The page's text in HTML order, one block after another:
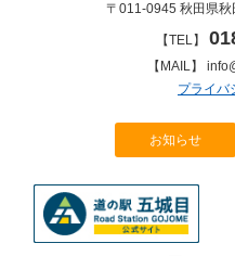
〒011-0945 秋田県秋
【TEL】
【MAIL】
プライバ
お知らせ